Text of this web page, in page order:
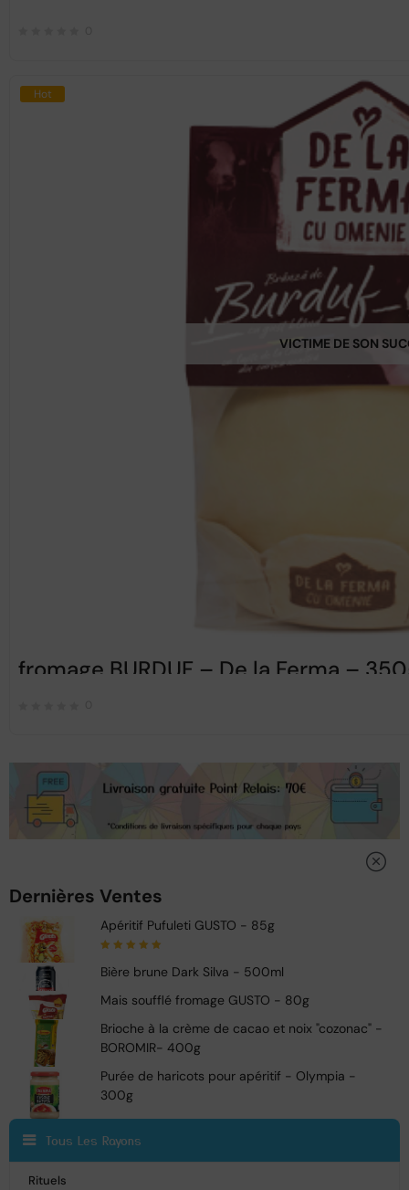
Hot
VICTIME DE SON
fromage BURDUF – De la Ferma –
Dernières Ventes
Apéritif Pufuleti GUSTO - 85g
5Bière brune Dark Silva - 500ml
Mais soufflé fromage GUSTO - 80g
Brioche à la crème de cacao et noix "cozonac" -
BOROMIR- 400g
Purée de haricots pour apéritif - Olympia -
300g
Tous Les Rayons
Rituels